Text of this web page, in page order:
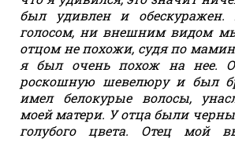
был удивлен и обескуражен.
голосом, ни внешним видом
отцом не похожи, судя по
я был очень похож на нее.
роскошную шевелюру и был
имел белокурые волосы,
моей матери. У отца были
голубого цвета. Отец мой